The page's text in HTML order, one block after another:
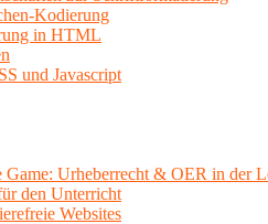
Kodierung
in HTML
und Javascript
Game: Urheberrecht & OER in der
den Unterricht
Websites